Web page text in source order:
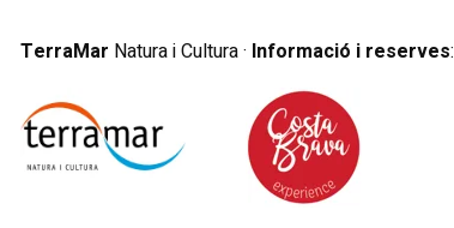
TerraMar Natura i Cultura · Informació i reserves: